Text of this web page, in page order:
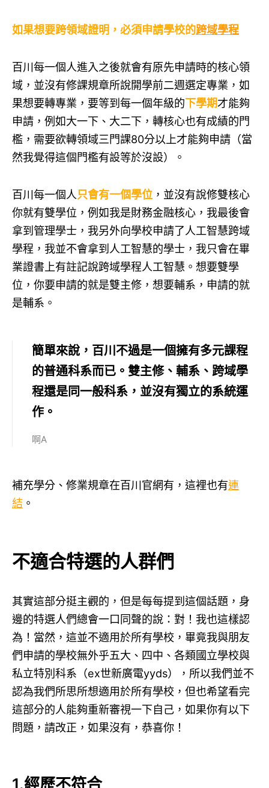
如果想要跨領域證明，必須申請學校的跨域學程
百川每一個人進入之後就會有原先申請時的核心領
域，並沒有修課規章所說開學前二週選定專業，如
果想要轉專業，要等到每一個年級的下學期才能夠
申請，例如大一下、大二下，轉核心也有成績的門
檻，需要欲轉領域三門課80分以上才能夠申請（當
然我覺得這個門檻有設等於沒設）。
百川每一個人只會有一個學位 ，並沒有說修雙核心
你就有雙學位，例如我是財務金融核心，我最後會
拿到管理學士，我另外向學校申請了人工智慧跨域
學程，我並不會拿到人工智慧的學士，我只會在畢
業證書上有註記說跨域學程人工智慧。想要雙學
位，你要申請的就是雙主修，想要輔系，申請的就
是輔系。
簡單來說，百川不過是一個擁有多元課程
的普通科系而已。雙主修、輔系、跨域學
程還是同一般科系，並沒有獨立的系統運
作。
啊A
補充學分、修業規章在百川官網有，這裡也有連
結 。
不適合特選的人群們
其實這部分挺主觀的，但是每每提到這個話題，身
邊的特選人們總會一口同聲的說：對！我也這樣認
為！當然，這並不適用於所有學校，畢竟我與朋友
們申請的學校無外乎五大、四中、各類國立學校與
私立特別科系（ex世新廣電yyds），所以我們並不
認為我們所思所想適用於所有學校，但也希望看完
這部分的人能夠重新審視一下自己，如果你有以下
問題，請改正，如果沒有，恭喜你！
1.經歷不符合